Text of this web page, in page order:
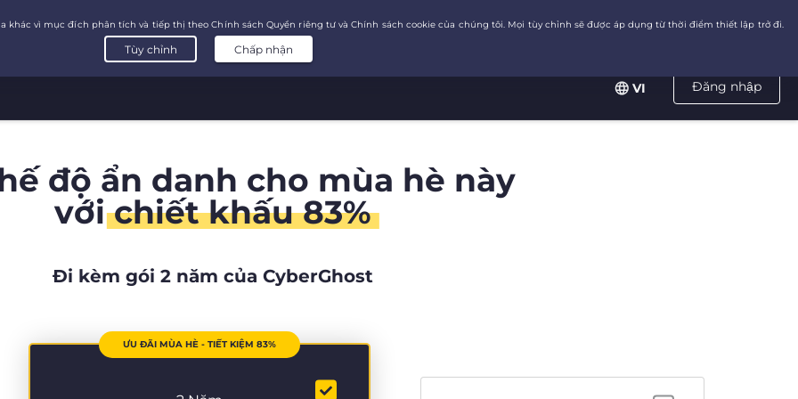
Đăng nhập
VI
độ ẩn danh cho mùa hè này
vớichiết khấu 83%
Đi kèm gói 2 năm của CyberGhost
ƯU ĐÃI MÙA HÈ - TIẾT KIỆM 83%